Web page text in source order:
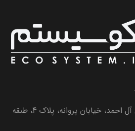
تهران، بزرگراه جلال آل احمد، خیابان پروانه، پلاک 4، طبقه